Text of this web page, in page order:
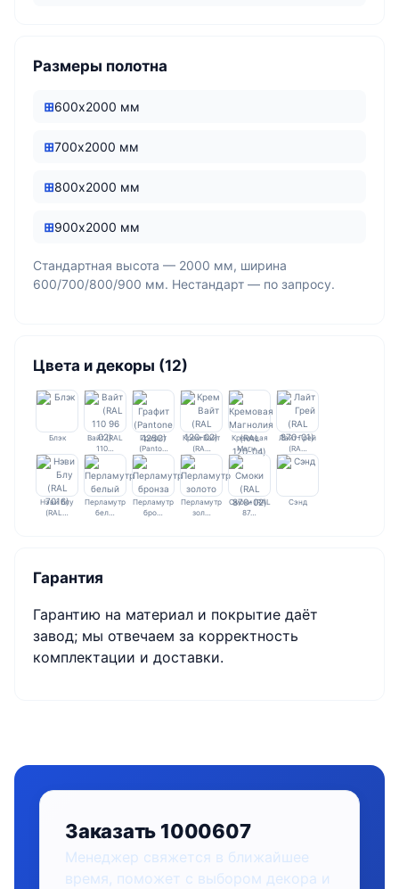
Размеры полотна
600х2000 мм
700х2000 мм
800х2000 мм
900х2000 мм
Стандартная высота — 2000 мм, ширина
600/700/800/900 мм. Нестандарт — по запросу.
Цвета и декоры (12)
Блэк
Вайт (RAL
110…
Графит
(Panto…
Крем Вайт
(RA…
Кремовая
Магн…
Лайт Грей
(RA…
Нэви Блу
(RAL…
Перламутр
бел…
Перламутр
бро…
Перламутр
зол…
Смоки (RAL
87…
Сэнд
Гарантия
Гарантию на материал и покрытие даёт
завод; мы отвечаем за корректность
комплектации и доставки.
Заказать 1000607
Менеджер свяжется в ближайшее
время, поможет с выбором декора и